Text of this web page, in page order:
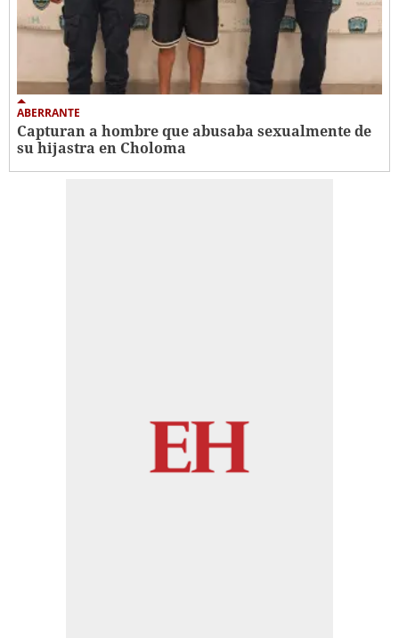
ABERRANTE
Capturan a hombre que abusaba sexualmente de
su hijastra en Choloma